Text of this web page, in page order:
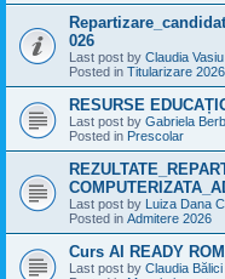
026
Last post by Claudia Vasiu
Posted in Titularizare 2026
RESURSE
Last post by Gabriela
Posted in Prescolar
Last post by Luiza Dana
Posted in Admitere 2026
Curs AI READY
Last post by Claudia Bălici